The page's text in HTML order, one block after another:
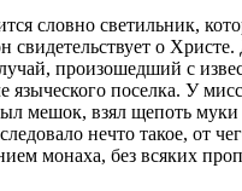
словно светильник,
о
произошедший с
поселка. У
взял щепоть муки
нечто такое, от
монаха, без всяких